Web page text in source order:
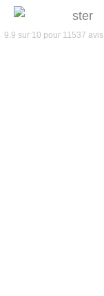
9.9 sur 10 pour 11537 avis.